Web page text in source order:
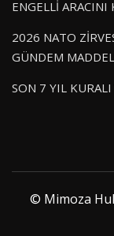
ENGELLİ ARACINI
2026 NATO
GÜNDEM
SON 7 YIL
© Mimoza